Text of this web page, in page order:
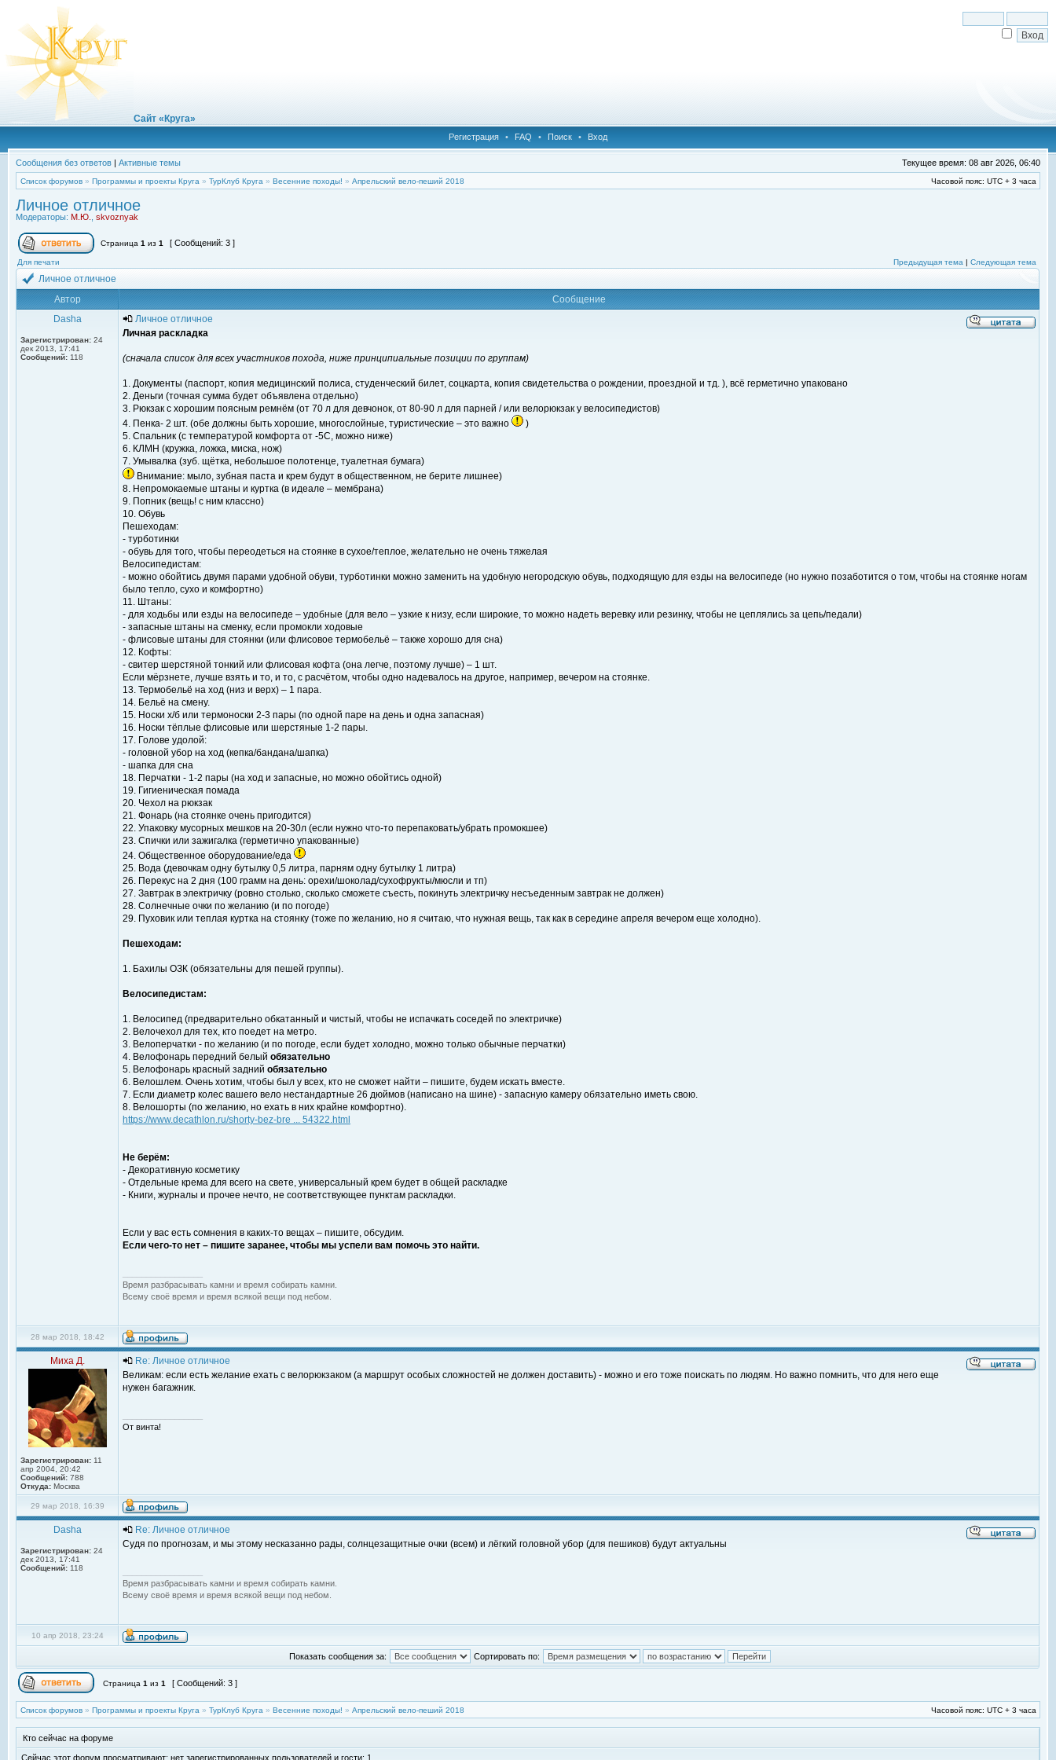
Сайт «Круга»
Регистрация • FAQ • Поиск • Вход
Сообщения без ответов | Активные темы Текущее время: 08 авг 2026, 06:40
Список форумов » Программы и проекты Круга » ТурКлуб Круга » Весенние походы! » Апрельский вело-пеший 2018 Часовой пояс: UTC + 3 часа
Личное отличное
Модераторы: М.Ю. skvoznyak
Страница 1 из 1 [ Сообщений: 3 ]
Для печати Предыдущая тема | Следующая тема
Личное отличное
Автор
Сообщение
Dasha
Зарегистрирован: 24
дек 2013, 17:41
Сообщений: 118
Личное отличное
Личная раскладка
(сначала список для всех участников похода, ниже принципиальные позиции по группам)
1. Документы (паспорт, копия медицинский полиса, студенческий билет, соцкарта, копия свидетельства о рождении, проездной и тд. ), всё герметично упаковано
2. Деньги (точная сумма будет объявлена отдельно)
3. Рюкзак с хорошим поясным ремнём (от 70 л для девчонок, от 80-90 л для парней / или велорюкзак у велосипедистов)
4. Пенка- 2 шт. (обе должны быть хорошие, многослойные, туристические – это важно
)
5. Спальник (с температурой комфорта от -5С, можно ниже)
6. КЛМН (кружка, ложка, миска, нож)
7. Умывалка (зуб. щётка, небольшое полотенце, туалетная бумага)
Внимание: мыло, зубная паста и крем будут в общественном, не берите лишнее)
8. Непромокаемые штаны и куртка (в идеале – мембрана)
9. Попник (вещь! с ним классно)
10. Обувь
Пешеходам:
- турботинки
- обувь для того, чтобы переодеться на стоянке в сухое/теплое, желательно не очень тяжелая
Велосипедистам:
- можно обойтись двумя парами удобной обуви, турботинки можно заменить на удобную негородскую обувь, подходящую для езды на велосипеде (но нужно позаботится о том, чтобы на стоянке ногам
было тепло, сухо и комфортно)
11. Штаны:
- для ходьбы или езды на велосипеде – удобные (для вело – узкие к низу, если широкие, то можно надеть веревку или резинку, чтобы не цеплялись за цепь/педали)
- запасные штаны на сменку, если промокли ходовые
- флисовые штаны для стоянки (или флисовое термобельё – также хорошо для сна)
12. Кофты:
- свитер шерстяной тонкий или флисовая кофта (она легче, поэтому лучше) – 1 шт.
Если мёрзнете, лучше взять и то, и то, с расчётом, чтобы одно надевалось на другое, например, вечером на стоянке.
13. Термобельё на ход (низ и верх) – 1 пара.
14. Бельё на смену.
15. Носки х/б или термоноски 2-3 пары (по одной паре на день и одна запасная)
16. Носки тёплые флисовые или шерстяные 1-2 пары.
17. Голове удолой:
- головной убор на ход (кепка/бандана/шапка)
- шапка для сна
18. Перчатки - 1-2 пары (на ход и запасные, но можно обойтись одной)
19. Гигиеническая помада
20. Чехол на рюкзак
21. Фонарь (на стоянке очень пригодится)
22. Упаковку мусорных мешков на 20-30л (если нужно что-то перепаковать/убрать промокшее)
23. Спички или зажигалка (герметично упакованные)
24. Общественное оборудование/еда
25. Вода (девочкам одну бутылку 0,5 литра, парням одну бутылку 1 литра)
26. Перекус на 2 дня (100 грамм на день: орехи/шоколад/сухофрукты/мюсли и тп)
27. Завтрак в электричку (ровно столько, сколько сможете съесть, покинуть электричку несъеденным завтрак не должен)
28. Солнечные очки по желанию (и по погоде)
29. Пуховик или теплая куртка на стоянку (тоже по желанию, но я считаю, что нужная вещь, так как в середине апреля вечером еще холодно).
Пешеходам:
1. Бахилы ОЗК (обязательны для пешей группы).
Велосипедистам:
1. Велосипед (предварительно обкатанный и чистый, чтобы не испачкать соседей по электричке)
2. Велочехол для тех, кто поедет на метро.
3. Велоперчатки - по желанию (и по погоде, если будет холодно, можно только обычные перчатки)
4. Велофонарь передний белый обязательно
5. Велофонарь красный задний обязательно
6. Велошлем. Очень хотим, чтобы был у всех, кто не сможет найти – пишите, будем искать вместе.
7. Если диаметр колес вашего вело нестандартные 26 дюймов (написано на шине) - запасную камеру обязательно иметь свою.
8. Велошорты (по желанию, но ехать в них крайне комфортно).
https://www.decathlon.ru/shorty-bez-bre ... 54322.html
Не берём:
- Декоративную косметику
- Отдельные крема для всего на свете, универсальный крем будет в общей раскладке
- Книги, журналы и прочее нечто, не соответствующее пунктам раскладки.
Если у вас есть сомнения в каких-то вещах – пишите, обсудим.
Если чего-то нет – пишите заранее, чтобы мы успели вам помочь это найти.
Время разбрасывать камни и время собирать камни.
Всему своё время и время всякой вещи под небом.
28 мар 2018, 18:42
Миха Д.
Зарегистрирован: 11
апр 2004, 20:42
Сообщений: 788
Откуда: Москва
Re: Личное отличное
Великам: если есть желание ехать с велорюкзаком (а маршрут особых сложностей не должен доставить) - можно и его тоже поискать по людям. Но важно помнить, что для него еще
нужен багажник.
От винта!
29 мар 2018, 16:39
Dasha
Зарегистрирован: 24
дек 2013, 17:41
Сообщений: 118
Re: Личное отличное
Судя по прогнозам, и мы этому несказанно рады, солнцезащитные очки (всем) и лёгкий головной убор (для пешиков) будут актуальны
Время разбрасывать камни и время собирать камни.
Всему своё время и время всякой вещи под небом.
10 апр 2018, 23:24
Показать сообщения за: Сортировать по:
Страница 1 из 1 [ Сообщений: 3 ]
Список форумов » Программы и проекты Круга » ТурКлуб Круга » Весенние походы! » Апрельский вело-пеший 2018 Часовой пояс: UTC + 3 часа
Кто сейчас на форуме
Сейчас этот форум просматривают: нет зарегистрированных пользователей и гости: 1